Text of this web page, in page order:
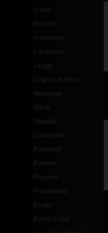
Icone
Incensi
Incensieri
Lampade
Leggii
Legno di olivo
Medaglie
Mitrie
Natività
Ostensori
Pastorali
Patene
Pianete
Portaviatici
Piviali
Portachiavi